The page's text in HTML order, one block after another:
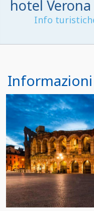
hotel
Info